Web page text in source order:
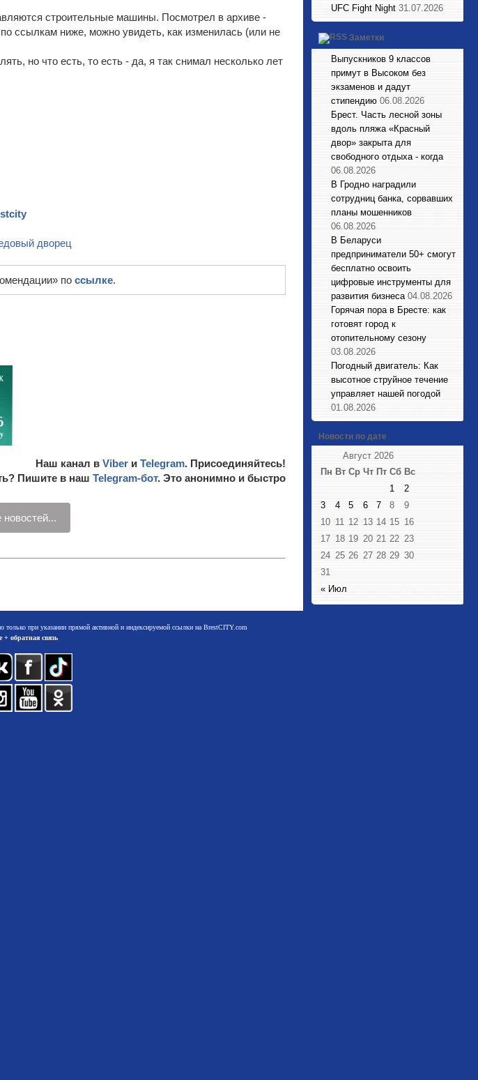
строительные машины. Посмотрел в архиве -
ссылкам ниже, можно увидеть, как изменилась (или не
но что есть, то есть - да, я так снимал несколько лет
дворец
по ссылке.
Наш канал в Viber и Telegram. Присоединяйтесь!
Пишите в наш Telegram-бот. Это анонимно и быстро
при указании прямой активной и индексируемой ссылки на BrestCITY.com
+ обратная связь
UFC Fight Night 31.07.2026
Заметки
Выпускников 9 классов
примут в Высоком без
экзаменов и дадут
стипендию 06.08.2026
Брест. Часть лесной зоны
вдоль пляжа «Красный
двор» закрыта для
свободного отдыха - когда
06.08.2026
В Гродно наградили
сотрудниц банка, сорвавших
планы мошенников
06.08.2026
В Беларуси
предприниматели 50+ смогут
бесплатно освоить
цифровые инструменты для
развития бизнеса 04.08.2026
Горячая пора в Бресте: как
готовят город к
отопительному сезону
03.08.2026
Погодный двигатель: Как
высотное струйное течение
управляет нашей погодой
01.08.2026
Новости по дате
Август 2026
Пн Вт Ср Чт Пт Сб Вс
« Июл
1
2
3
4 5 6 7 8
9
10 11 12 13 14 15 16
17 18 19 20 21 22 23
24 25 26 27 28 29 30
31